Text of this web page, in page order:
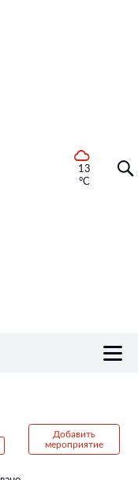
13
°C
Добавить
мероприятие